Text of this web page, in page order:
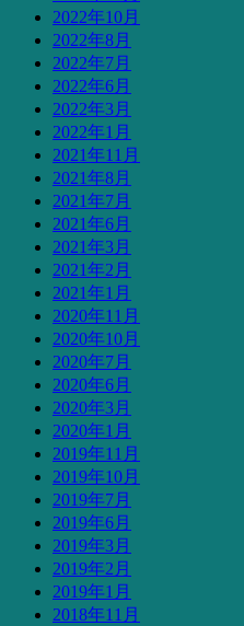
2022年10月
2022年8月
2022年7月
2022年6月
2022年3月
2022年1月
2021年11月
2021年8月
2021年7月
2021年6月
2021年3月
2021年2月
2021年1月
2020年11月
2020年10月
2020年7月
2020年6月
2020年3月
2020年1月
2019年11月
2019年10月
2019年7月
2019年6月
2019年3月
2019年2月
2019年1月
2018年11月